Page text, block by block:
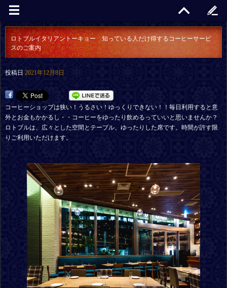
ロトブルイタリアントーキョー 知っている人だけ得するコーヒーサービ
スのご案内
投稿日 2021年12月8日
コーヒーショップは狭い！うるさい！ゆっくりできない！！毎日利用すると意
外とお金もかかるし・・コーヒーをゆったり飲めるっていいと思いませんか？
ロトブルは、広々とした空間とテーブル、ゆったりした席です。時間が許す限
りご利用いただけます。